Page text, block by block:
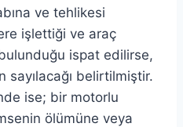
ve tehlikesi
işlettiği ve araç
ispat edilirse,
belirtilmiştir.
ise; bir motorlu
ölümüne veya